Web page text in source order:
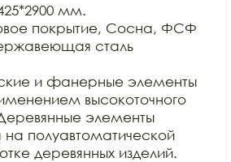
мм.
покрытие, Сосна, ФСФ
сталь
и фанерные элементы
высокоточного
элементы
на полуавтоматической
деревянных изделий.